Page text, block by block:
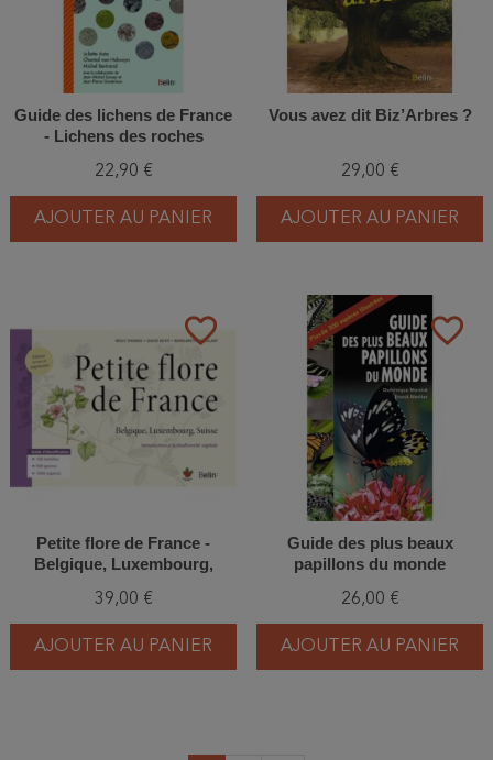
Guide des lichens de France
- Lichens des roches
22,90 €
AJOUTER AU PANIER
Vous avez dit Biz’Arbres ?
29,00 €
AJOUTER AU PANIER
favorite_border
Petite flore de France -
Belgique, Luxembourg,
39,00 €
AJOUTER AU PANIER
favorite_border
Guide des plus beaux
papillons du monde
26,00 €
AJOUTER AU PANIER